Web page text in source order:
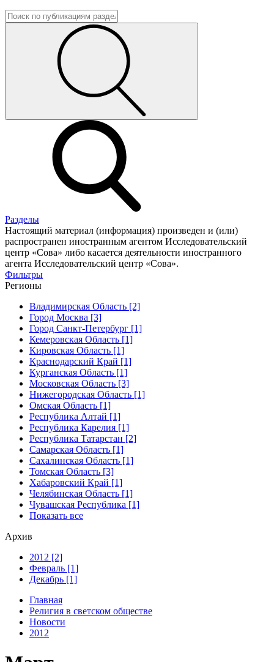
Разделы
Настоящий материал (информация) произведен и (или)
распространен иностранным агентом Исследовательский
центр «Сова» либо касается деятельности иностранного
агента Исследовательский центр «Сова».
Фильтры
Регионы
Владимирская Область [2]
Город Москва [3]
Город Санкт-Петербург [1]
Кемеровская Область [1]
Кировская Область [1]
Краснодарский Край [1]
Курганская Область [1]
Московская Область [3]
Нижегородская Область [1]
Омская Область [1]
Республика Алтай [1]
Республика Карелия [1]
Республика Татарстан [2]
Самарская Область [1]
Сахалинская Область [1]
Томская Область [3]
Хабаровский Край [1]
Челябинская Область [1]
Чувашская Республика [1]
Показать все
Архив
2012 [2]
Февраль [1]
Декабрь [1]
Главная
Религия в светском обществе
Новости
2012